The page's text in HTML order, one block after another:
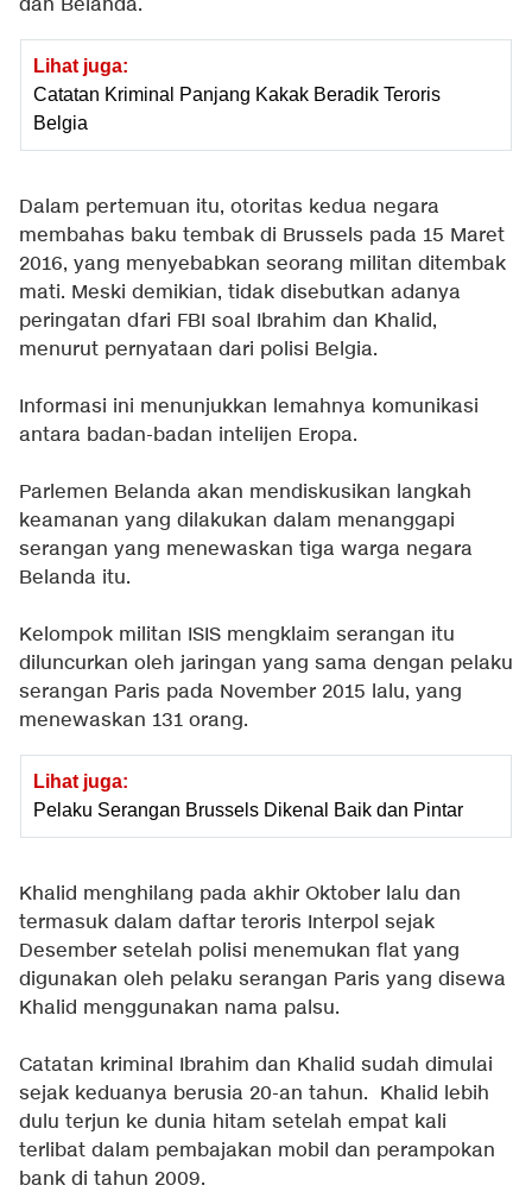
dan Belanda.
Lihat juga:
Catatan Kriminal Panjang Kakak Beradik Teroris
Belgia
Dalam pertemuan itu, otoritas kedua negara
membahas baku tembak di Brussels pada 15 Maret
2016, yang menyebabkan seorang militan ditembak
mati. Meski demikian, tidak disebutkan adanya
peringatan dfari FBI soal Ibrahim dan Khalid,
menurut pernyataan dari polisi Belgia.
Informasi ini menunjukkan lemahnya komunikasi
antara badan-badan intelijen Eropa.
Parlemen Belanda akan mendiskusikan langkah
keamanan yang dilakukan dalam menanggapi
serangan yang menewaskan tiga warga negara
Belanda itu.
Kelompok militan ISIS mengklaim serangan itu
diluncurkan oleh jaringan yang sama dengan pelaku
serangan Paris pada November 2015 lalu, yang
menewaskan 131 orang.
Lihat juga:
Pelaku Serangan Brussels Dikenal Baik dan Pintar
Khalid menghilang pada akhir Oktober lalu dan
termasuk dalam daftar teroris Interpol sejak
Desember setelah polisi menemukan flat yang
digunakan oleh pelaku serangan Paris yang disewa
Khalid menggunakan nama palsu.
Catatan kriminal Ibrahim dan Khalid sudah dimulai
sejak keduanya berusia 20-an tahun. Khalid lebih
dulu terjun ke dunia hitam setelah empat kali
terlibat dalam pembajakan mobil dan perampokan
bank di tahun 2009.